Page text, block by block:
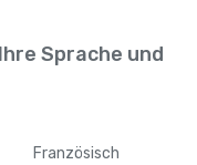
Sprache und
Französisch